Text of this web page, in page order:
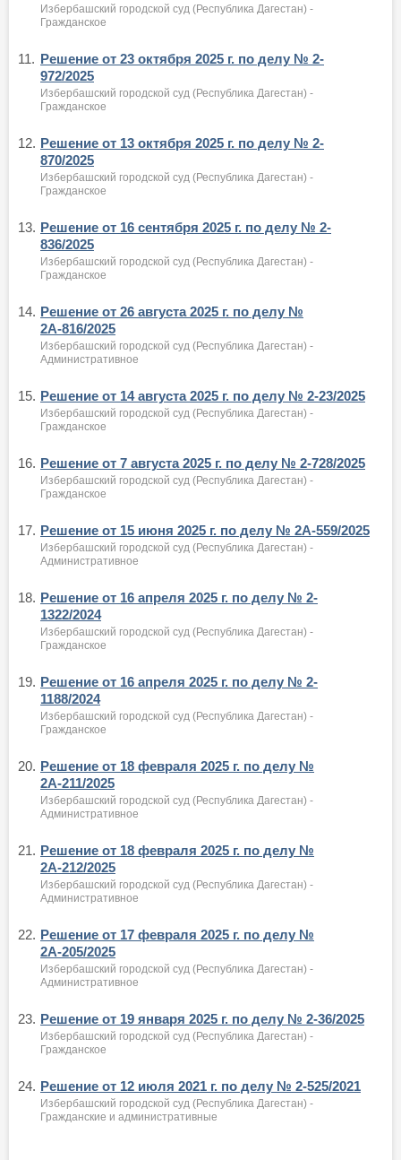
Избербашский городской суд (Республика Дагестан) -
Гражданское
11. Решение от 23 октября 2025 г. по делу № 2-
972/2025
Избербашский городской суд (Республика Дагестан) -
Гражданское
12. Решение от 13 октября 2025 г. по делу № 2-
870/2025
Избербашский городской суд (Республика Дагестан) -
Гражданское
13. Решение от 16 сентября 2025 г. по делу № 2-
836/2025
Избербашский городской суд (Республика Дагестан) -
Гражданское
14. Решение от 26 августа 2025 г. по делу №
2А-816/2025
Избербашский городской суд (Республика Дагестан) -
Административное
15. Решение от 14 августа 2025 г. по делу № 2-23/2025
Избербашский городской суд (Республика Дагестан) -
Гражданское
16. Решение от 7 августа 2025 г. по делу № 2-728/2025
Избербашский городской суд (Республика Дагестан) -
Гражданское
17. Решение от 15 июня 2025 г. по делу № 2А-559/2025
Избербашский городской суд (Республика Дагестан) -
Административное
18. Решение от 16 апреля 2025 г. по делу № 2-
1322/2024
Избербашский городской суд (Республика Дагестан) -
Гражданское
19. Решение от 16 апреля 2025 г. по делу № 2-
1188/2024
Избербашский городской суд (Республика Дагестан) -
Гражданское
20. Решение от 18 февраля 2025 г. по делу №
2А-211/2025
Избербашский городской суд (Республика Дагестан) -
Административное
21. Решение от 18 февраля 2025 г. по делу №
2А-212/2025
Избербашский городской суд (Республика Дагестан) -
Административное
22. Решение от 17 февраля 2025 г. по делу №
2А-205/2025
Избербашский городской суд (Республика Дагестан) -
Административное
23. Решение от 19 января 2025 г. по делу № 2-36/2025
Избербашский городской суд (Республика Дагестан) -
Гражданское
24. Решение от 12 июля 2021 г. по делу № 2-525/2021
Избербашский городской суд (Республика Дагестан) -
Гражданские и административные